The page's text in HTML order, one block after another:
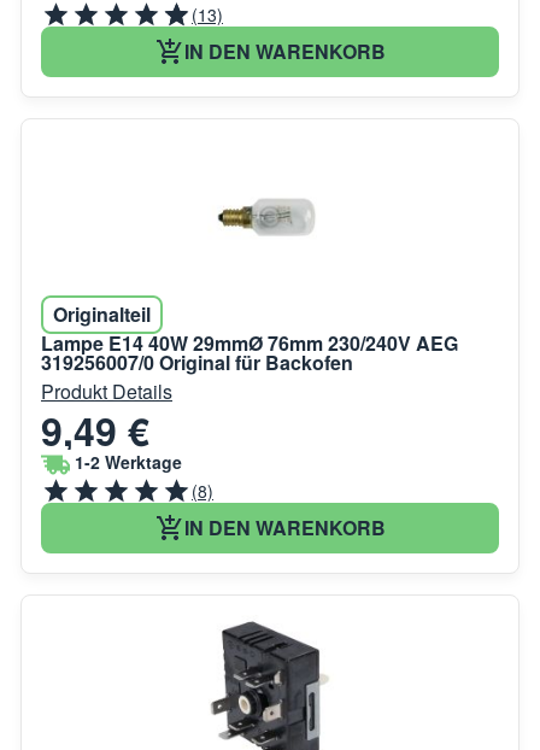
(13)
IN DEN WARENKORB
Originalteil
Lampe E14 40W 29mmØ 76mm 230/240V AEG
319256007/0 Original für Backofen
Produkt Details
9,49 €
1-2 Werktage
(8)
IN DEN WARENKORB